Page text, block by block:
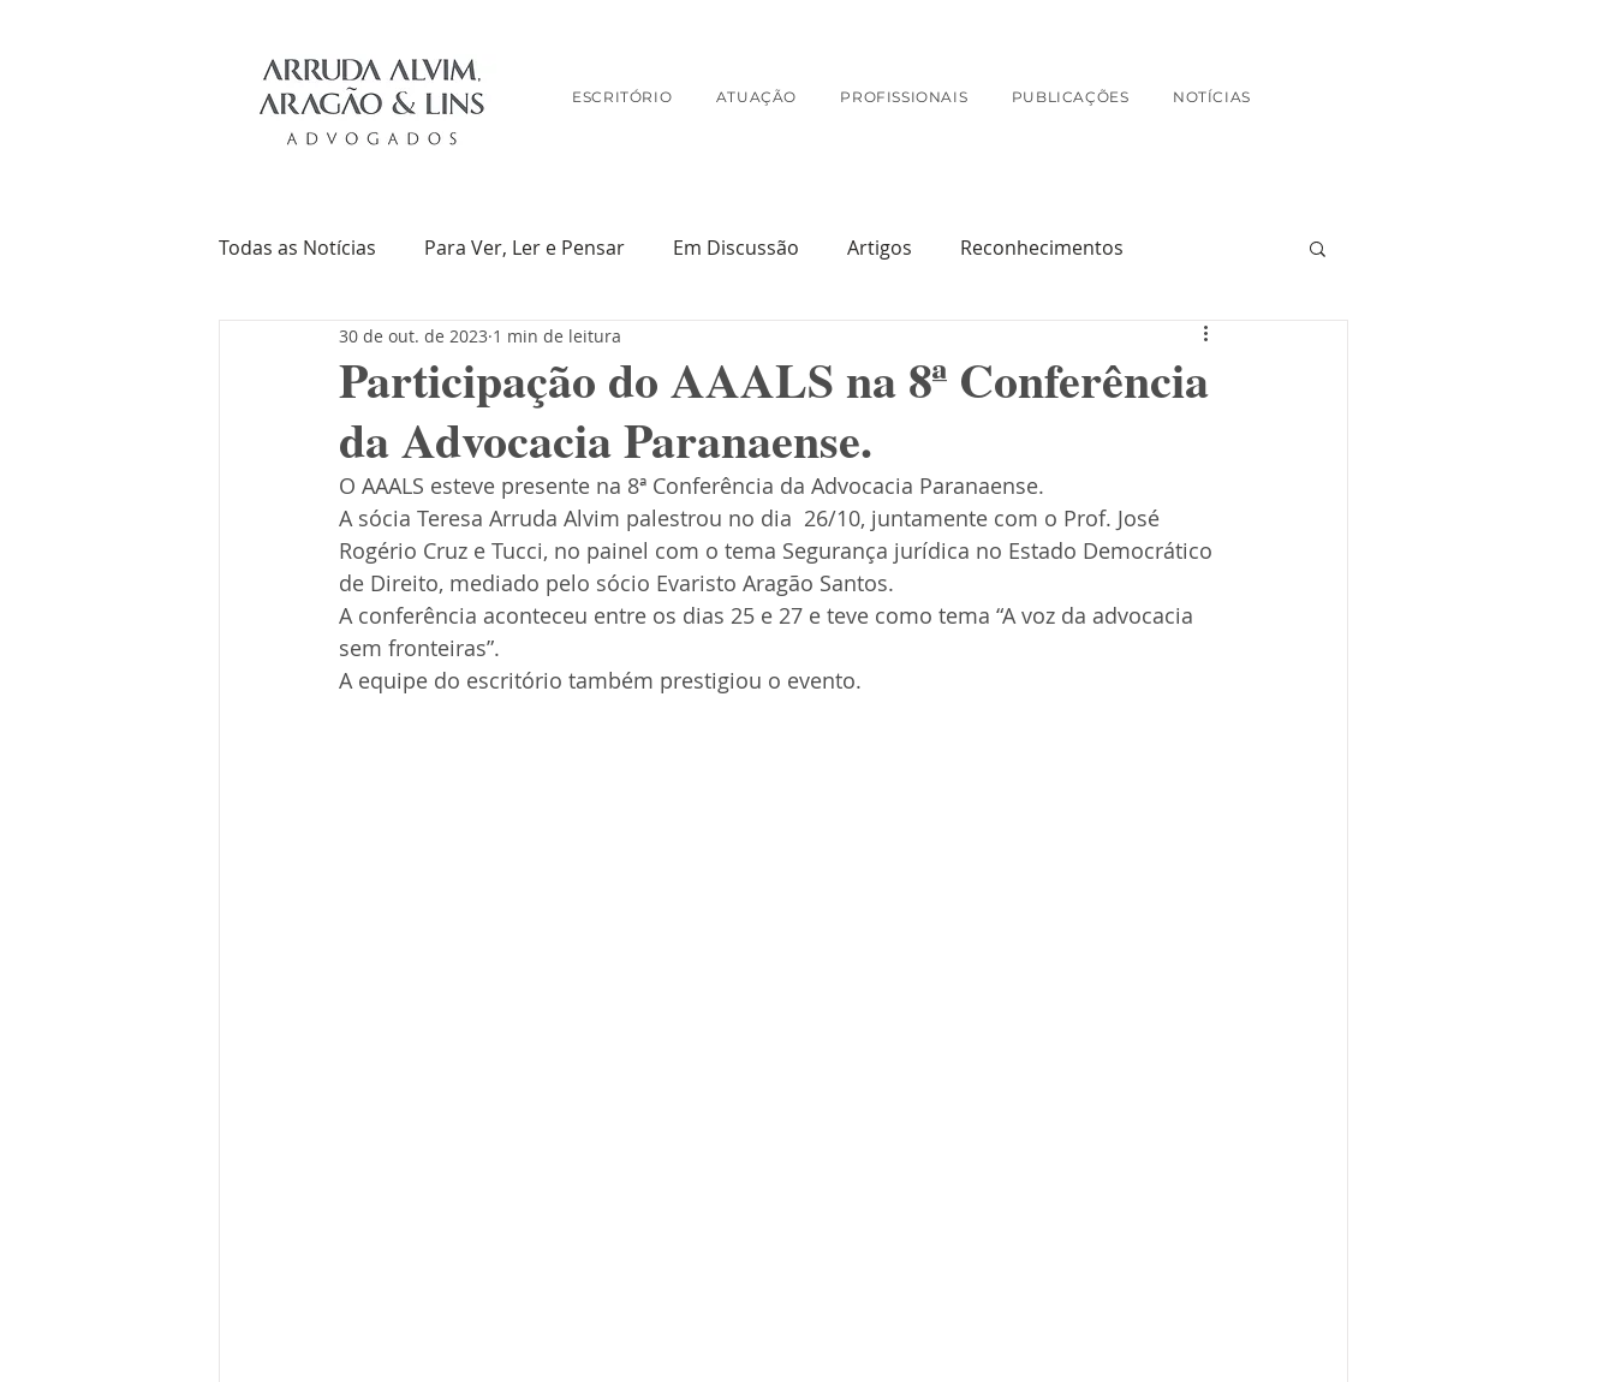
ESCRITÓRIO ATUAÇÃO PROFISSIONAIS PUBLICAÇÕES NOTÍCIAS
Todas as Notícias Para Ver, Ler e Pensar Em Discussão Artigos Reconhecimentos
Troca de Ideias Livros Na Mídia
Participação do AAALS na 8ª Conferência
da Advocacia Paranaense.
30 de out. de 2023 1 min de leitura
O AAALS esteve presente na 8ª Conferência da Advocacia Paranaense.
A sócia Teresa Arruda Alvim palestrou no dia  26/10, juntamente com o Prof. José
Rogério Cruz e Tucci, no painel com o tema Segurança jurídica no Estado Democrático
de Direito, mediado pelo sócio Evaristo Aragão Santos.
A conferência aconteceu entre os dias 25 e 27 e teve como tema “A voz da advocacia
sem fronteiras”.
A equipe do escritório também prestigiou o evento.